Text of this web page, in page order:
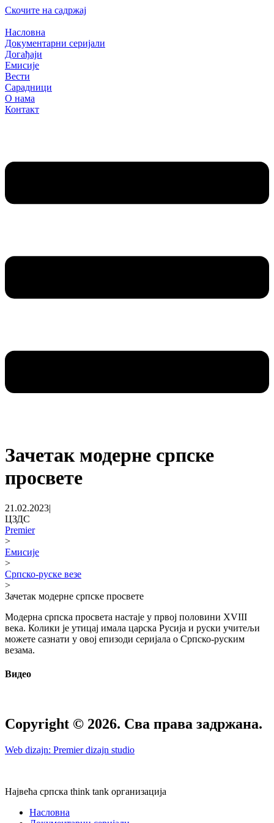
Скочите на садржај
Насловна
Документарни серијали
Догађаји
Емисије
Вести
Сарадници
О нама
Контакт
Зачетак модерне српске
просвете
21.02.2023|
ЦЗДС
Premier
>
Емисије
>
Српско-руске везе
>
Зачетак модерне српске просвете
Модерна српска просвета настаје у првој половини XVIII
века. Колики је утицај имала царска Русија и руски учитељи
можете сазнати у овој епизоди серијала о Српско-руским
везама.
Видео
Copyright © 2026. Сва права задржана.
Web dizajn: Premier dizajn studio
Највећа српска think tank организација
Насловна